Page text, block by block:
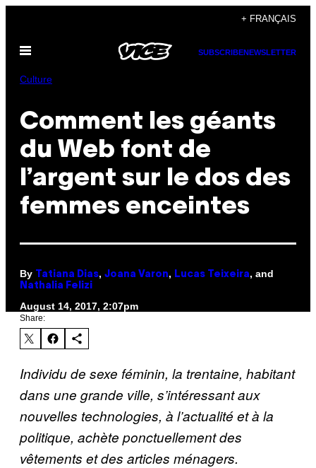
content
+ FRANÇAIS
Open
SUBSCRIBENEWSLETTER
Culture
Comment les géants
du Web font de
l’argent sur le dos des
femmes enceintes
By Tatiana Dias, Joana Varon, Lucas Teixeira, and
Nathalia Felizi
August 14, 2017, 2:07pm
Share:
Individu de sexe féminin, la trentaine, habitant
dans une grande ville, s’intéressant aux
nouvelles technologies, à l’actualité et à la
politique, achète ponctuellement des
vêtements et des articles ménagers.